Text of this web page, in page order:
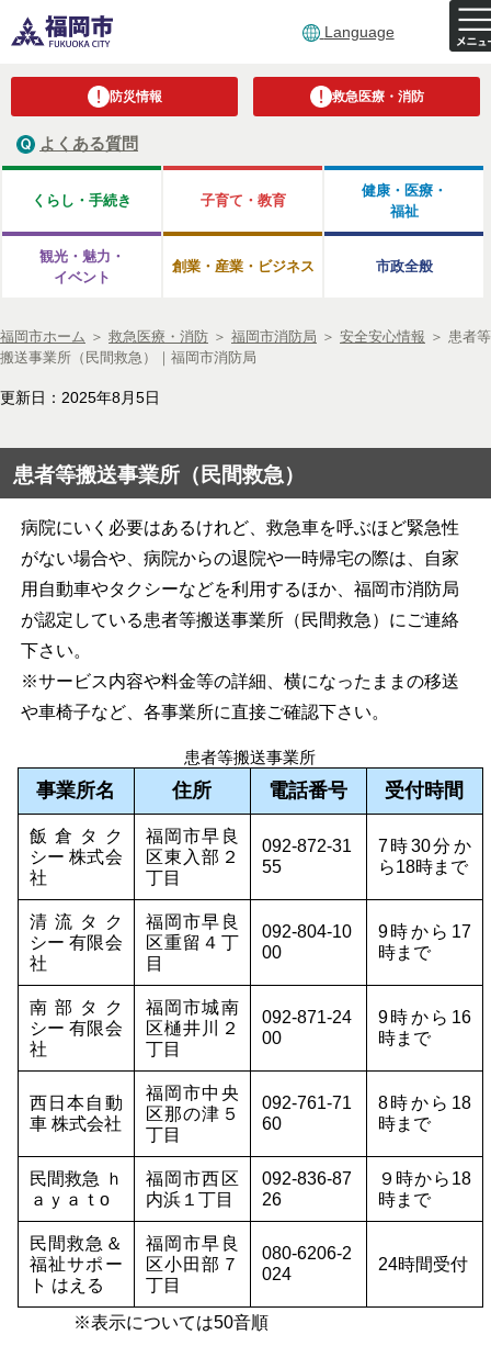
Language
防災情報 救急医療・消防
よくある質問
くらし・手続き 子育て・教育
健康・医療・
福祉
観光・魅力・
イベント
創業・産業・ビジネス 市政全般
福岡市ホーム ＞ 救急医療・消防 ＞ 福岡市消防局 ＞ 安全安心情報 ＞ 患者等
搬送事業所（民間救急）｜福岡市消防局
更新日：2025年8月5日
患者等搬送事業所（民間救急）
病院にいく必要はあるけれど、救急車を呼ぶほど緊急性
がない場合や、病院からの退院や一時帰宅の際は、自家
用自動車やタクシーなどを利用するほか、福岡市消防局
が認定している患者等搬送事業所（民間救急）にご連絡
下さい。
※サービス内容や料金等の詳細、横になったままの移送
や車椅子など、各事業所に直接ご確認下さい。
患者等搬送事業所
事業所名 住所 電話番号 受付時間
飯倉タク
シー 株式会
社
福岡市早良
区東入部２
丁目
092-872-31
55
7時30分か
ら18時まで
清流タク
シー 有限会
社
福岡市早良
区重留４丁
目
092-804-10
00
9時から17
時まで
南部タク
シー 有限会
社
福岡市城南
区樋井川２
丁目
092-871-24
00
9時から16
時まで
西日本自動
車 株式会社
福岡市中央
区那の津５
丁目
092-761-71
60
8時から18
時まで
民間救急 ｈ
ａｙａｔо
福岡市西区
内浜１丁目
092-836-87
26
９時から18
時まで
民間救急＆
福祉サポー
ト はえる
福岡市早良
区小田部７
丁目
080-6206-2
024
24時間受付
※表示については50音順